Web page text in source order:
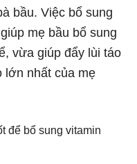
bầu. Việc bổ sung
mẹ bầu bổ sung
vừa giúp đẩy lùi táo
lớn nhất của mẹ